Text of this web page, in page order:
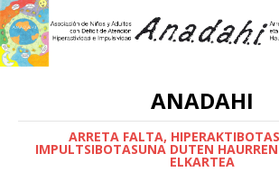
ANADAHI
ARRETA FALTA,
IMPULTSIBOTASUNA DUTEN
ELKARTEA